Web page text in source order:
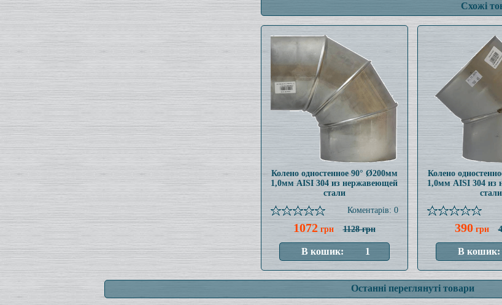
Схожі
Колено одностенное 90° Ø200мм
1,0мм AISI 304 из нержавеющей
стали
Коментарів: 0
1072грн 1128 грн
Колено
1,0мм AISI 304 из
стали
390грн
Останні переглянуті товари